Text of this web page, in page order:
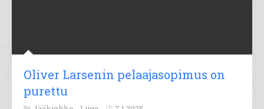
Oliver Larsenin pelaajasopimus on
purettu